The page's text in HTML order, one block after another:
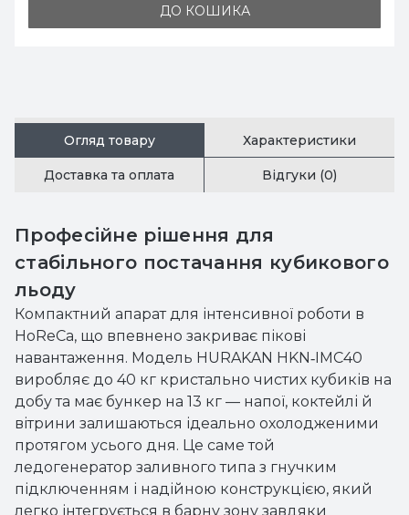
ДО КОШИКА
Огляд товару Характеристики
Доставка та оплата Відгуки (0)
Професійне рішення для
стабільного постачання кубикового
льоду
Компактний апарат для інтенсивної роботи в
HoReCa, що впевнено закриває пікові
навантаження. Модель HURAKAN HKN‑IMC40
виробляє до 40 кг кристально чистих кубиків на
добу та має бункер на 13 кг — напої, коктейлі й
вітрини залишаються ідеально охолодженими
протягом усього дня. Це саме той
ледогенератор заливного типа з гнучким
підключенням і надійною конструкцією, який
легко інтегрується в барну зону завдяки